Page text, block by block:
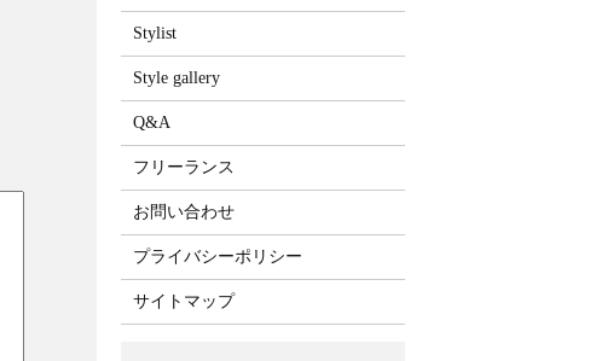
Stylist
Style gallery
Q&A
フリーランス
お問い合わせ
プライバシーポリシー
サイトマップ